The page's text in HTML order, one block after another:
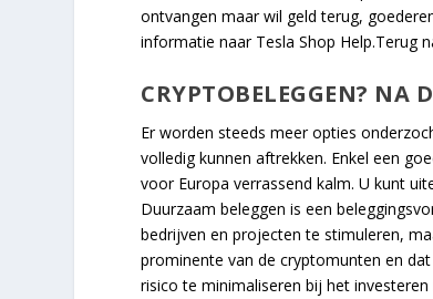
ontvangen maar wil geld terug,
informatie naar Tesla Shop Help.Terug
CRYPTOBELEGGEN? NA
Er worden steeds meer opties
volledig kunnen aftrekken. Enkel een
voor Europa verrassend kalm. U kunt
Duurzaam beleggen is een
bedrijven en projecten te stimuleren,
prominente van de cryptomunten en
risico te minimaliseren bij het